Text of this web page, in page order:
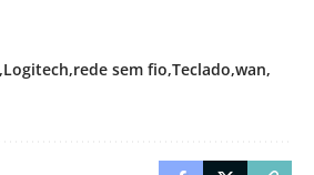
Logitech rede sem fio Teclado wan